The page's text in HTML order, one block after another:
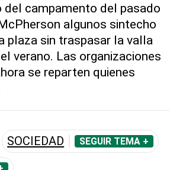
campamento del pasado
algunos sintecho
plaza sin traspasar la valla
verano. Las organizaciones
se reparten quienes
SOCIEDAD SEGUIR TEMA +